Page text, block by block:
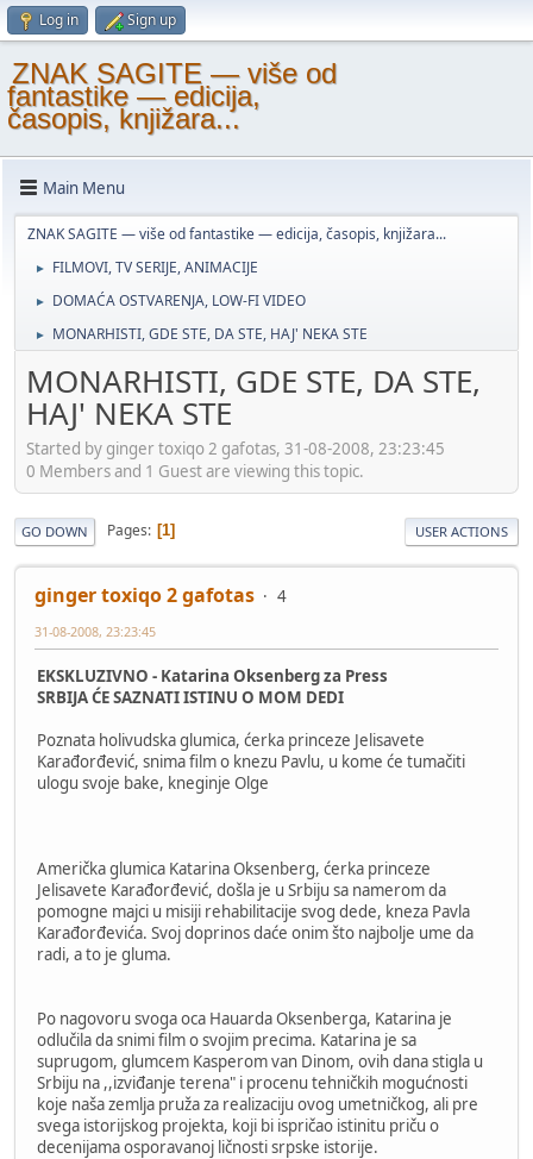
Log in Sign up
ZNAK SAGITE — više od
fantastike — edicija,
časopis, knjižara...
Main Menu
ZNAK SAGITE — više od fantastike — edicija, časopis, knjižara...
► FILMOVI, TV SERIJE, ANIMACIJE
► DOMAĆA OSTVARENJA, LOW-FI VIDEO
► MONARHISTI, GDE STE, DA STE, HAJ' NEKA STE
MONARHISTI, GDE STE, DA STE,
HAJ' NEKA STE
Started by ginger toxiqo 2 gafotas, 31-08-2008, 23:23:45
0 Members and 1 Guest are viewing this topic.
GO DOWN Pages 1 USER ACTIONS
ginger toxiqo 2 gafotas 4
31-08-2008, 23:23:45
EKSKLUZIVNO - Katarina Oksenberg za Press
SRBIJA ĆE SAZNATI ISTINU O MOM DEDI
Poznata holivudska glumica, ćerka princeze Jelisavete
Karađorđević, snima film o knezu Pavlu, u kome će tumačiti
ulogu svoje bake, kneginje Olge
Američka glumica Katarina Oksenberg, ćerka princeze
Jelisavete Karađorđević, došla je u Srbiju sa namerom da
pomogne majci u misiji rehabilitacije svog dede, kneza Pavla
Karađorđevića. Svoj doprinos daće onim što najbolje ume da
radi, a to je gluma.
Po nagovoru svoga oca Hauarda Oksenberga, Katarina je
odlučila da snimi film o svojim precima. Katarina je sa
suprugom, glumcem Kasperom van Dinom, ovih dana stigla u
Srbiju na ,,izviđanje terena" i procenu tehničkih mogućnosti
koje naša zemlja pruža za realizaciju ovog umetničkog, ali pre
svega istorijskog projekta, koji bi ispričao istinitu priču o
decenijama osporavanoj ličnosti srpske istorije.